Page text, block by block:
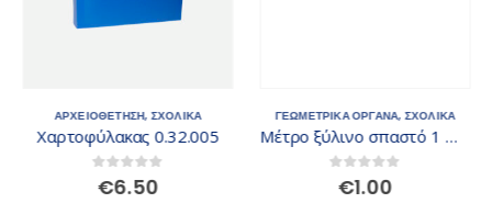
ΑΡΧΕΙΟΘΕΤΗΣΗ, ΣΧΟΛΙΚΑ
Xαρτοφύλακας 0.32.005
out of 5
€6.50
ΓΕΩΜΕΤΡΙΚΑ ΟΡΓΑΝΑ, ΣΧΟΛΙΚΑ
Μέτρο ξύλινο σπαστό 1 m 0.18.035
out of 5
€1.00